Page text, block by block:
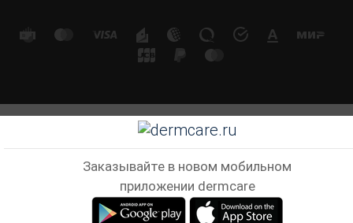
Заказывайте в новом мобильном
приложении dermcare